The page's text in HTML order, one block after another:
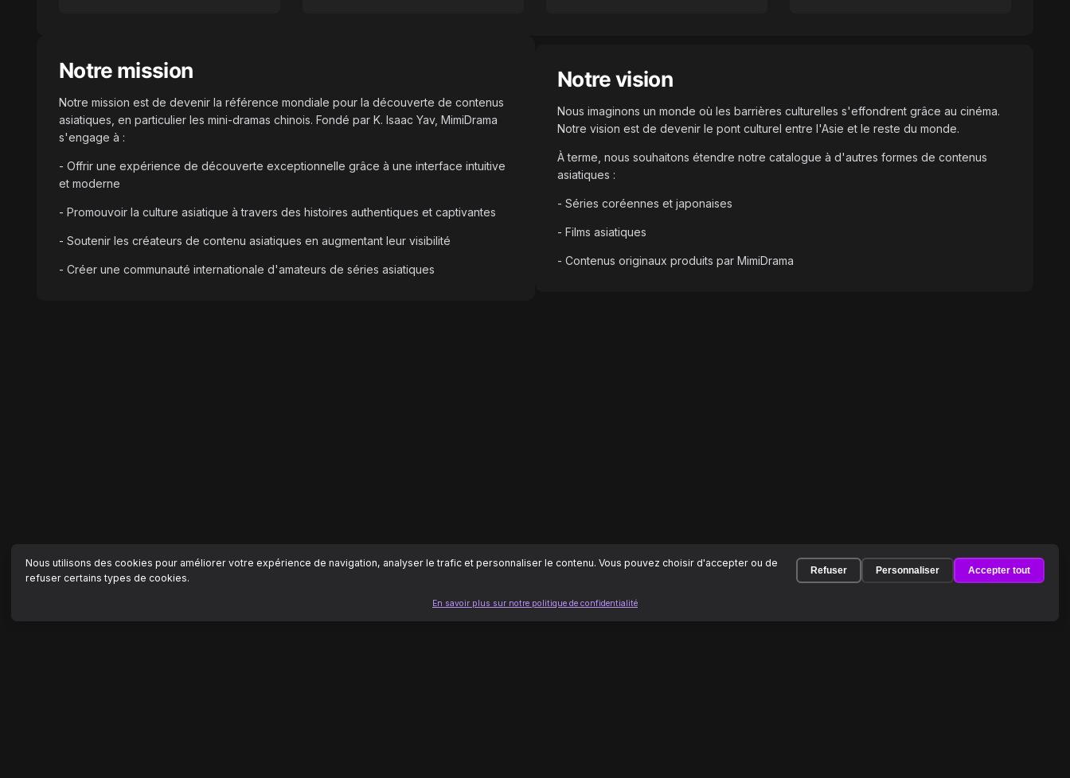
Notre mission
Notre mission est de devenir la référence mondiale pour la découverte de contenus
asiatiques, en particulier les mini-dramas chinois. Fondé par K. Isaac Yav, MimiDrama
s'engage à :
- Offrir une expérience de découverte exceptionnelle grâce à une interface intuitive
et moderne
- Promouvoir la culture asiatique à travers des histoires authentiques et captivantes
- Soutenir les créateurs de contenu asiatiques en augmentant leur visibilité
- Créer une communauté internationale d'amateurs de séries asiatiques
Notre vision
Nous imaginons un monde où les barrières culturelles s'effondrent grâce au cinéma.
Notre vision est de devenir le pont culturel entre l'Asie et le reste du monde.
À terme, nous souhaitons étendre notre catalogue à d'autres formes de contenus
asiatiques :
- Séries coréennes et japonaises
- Films asiatiques
- Contenus originaux produits par MimiDrama
Nous utilisons des cookies pour améliorer votre expérience de navigation, analyser le trafic et personnaliser le contenu. Vous pouvez choisir d'accepter ou de
refuser certains types de cookies.
Refuser Personnaliser Accepter tout
En savoir plus sur notre politique de confidentialité